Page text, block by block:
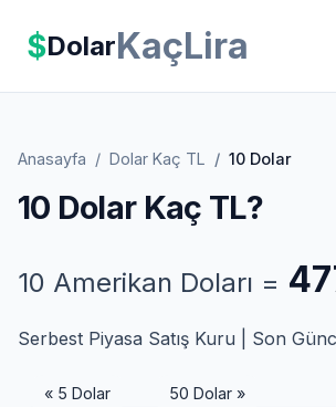
$DolarKaçLira
Anasayfa Dolar Kaç TL 10 Dolar
10 Dolar Kaç TL?
10 Amerikan Doları =
Serbest Piyasa Satış Kuru | Son
« 5 Dolar 50 Dolar »